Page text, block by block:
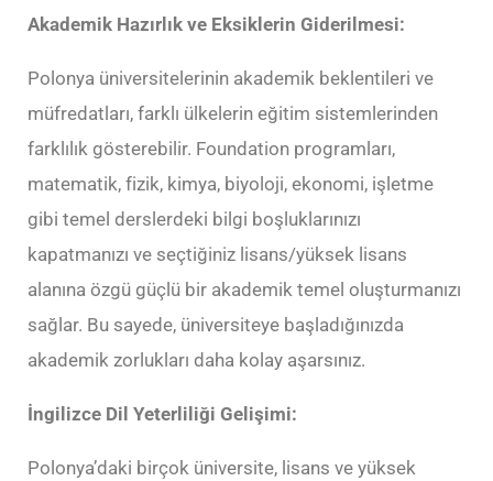
Akademik Hazırlık ve Eksiklerin Giderilmesi:
Polonya üniversitelerinin akademik beklentileri ve
müfredatları, farklı ülkelerin eğitim sistemlerinden
farklılık gösterebilir. Foundation programları,
matematik, fizik, kimya, biyoloji, ekonomi, işletme
gibi temel derslerdeki bilgi boşluklarınızı
kapatmanızı ve seçtiğiniz lisans/yüksek lisans
alanına özgü güçlü bir akademik temel oluşturmanızı
sağlar. Bu sayede, üniversiteye başladığınızda
akademik zorlukları daha kolay aşarsınız.
İngilizce Dil Yeterliliği Gelişimi:
Polonya’daki birçok üniversite, lisans ve yüksek